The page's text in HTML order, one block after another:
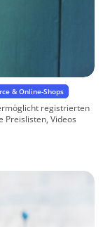
& Online-Shops
registrierten
Preislisten, Videos